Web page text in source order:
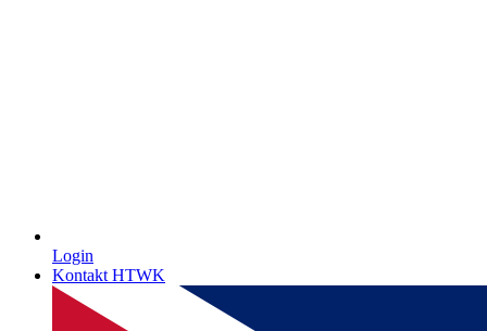
Login
Kontakt HTWK